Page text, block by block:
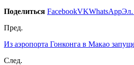
Поделиться FacebookVKWhatsAppЭл.
Пред.
Из аэропорта Гонконга в Макао
След.